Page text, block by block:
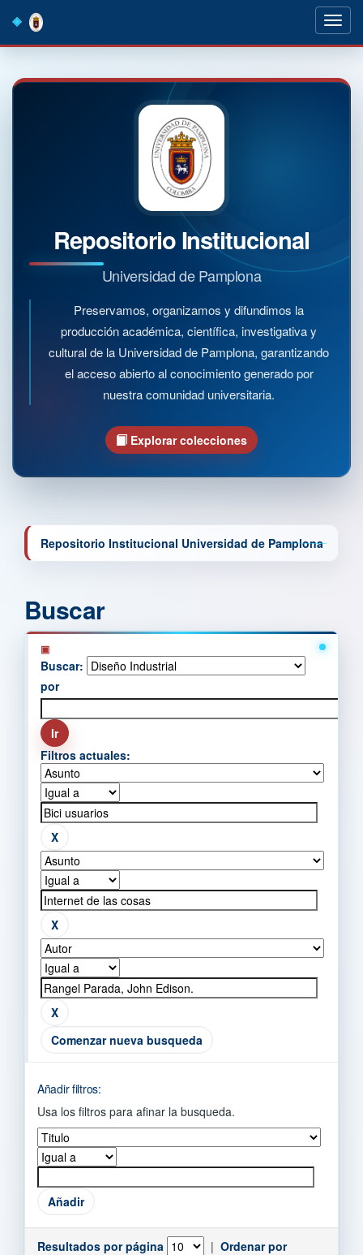
navigation
Repositorio Institucional
Universidad de Pamplona
Preservamos, organizamos y difundimos la
producción académica, científica, investigativa y
cultural de la Universidad de Pamplona, garantizando
el acceso abierto al conocimiento generado por
nuestra comunidad universitaria.
Explorar colecciones
Repositorio Institucional Universidad de Pamplona
Buscar
Buscar:
por
Filtros actuales:
Comenzar nueva busqueda
Añadir filtros:
Usa los filtros para afinar la busqueda.
Resultados por página | Ordenar por